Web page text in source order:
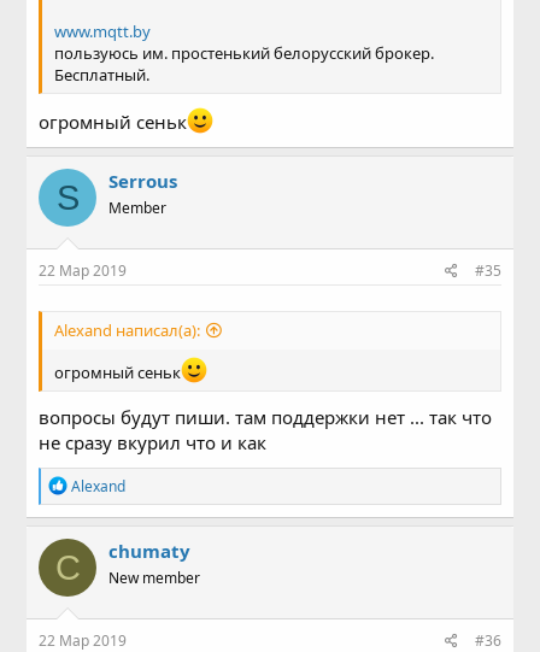
www.mqtt.by
пользуюсь им. простенький белорусский брокер.
Бесплатный.
огромный сеньк
S Serrous
Member
22 Мар 2019 #35
Alexand написал(а):
огромный сеньк
вопросы будут пиши. там поддержки нет ... так что
не сразу вкурил что и как
Р
е
а
к
ц
и
и
:
Alexand
C chumaty
New member
22 Мар 2019 #36